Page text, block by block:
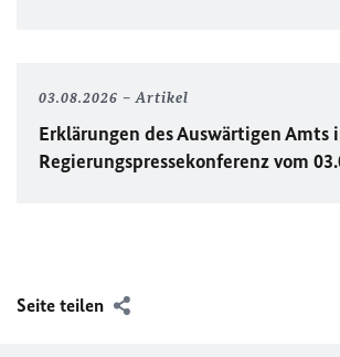
03.08.2026 Artikel
Erklärungen des Auswärtigen Amts
Regierungspressekonferenz vom
Seite teilen